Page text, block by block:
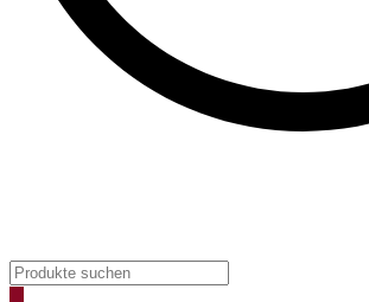
Products
search